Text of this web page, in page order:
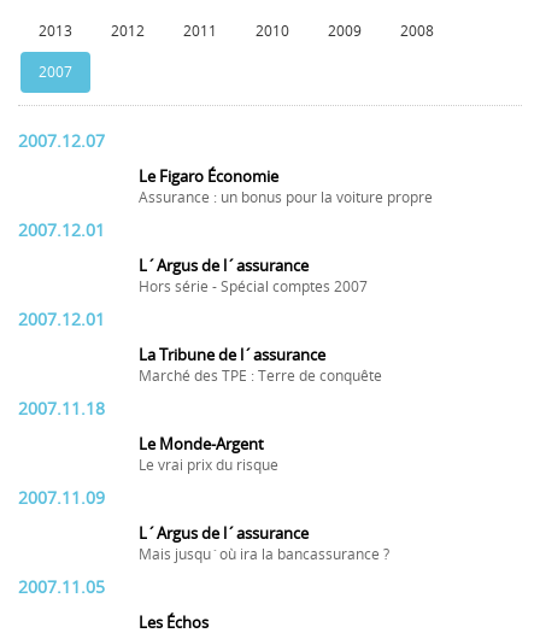
2013 2012 2011 2010 2009 2008
2007
2007.12.07
Le Figaro Économie
Assurance : un bonus pour la voiture propre
2007.12.01
L´Argus de l´assurance
Hors série - Spécial comptes 2007
2007.12.01
La Tribune de l´assurance
Marché des TPE : Terre de conquête
2007.11.18
Le Monde-Argent
Le vrai prix du risque
2007.11.09
L´Argus de l´assurance
Mais jusqu´où ira la bancassurance ?
2007.11.05
Les Échos